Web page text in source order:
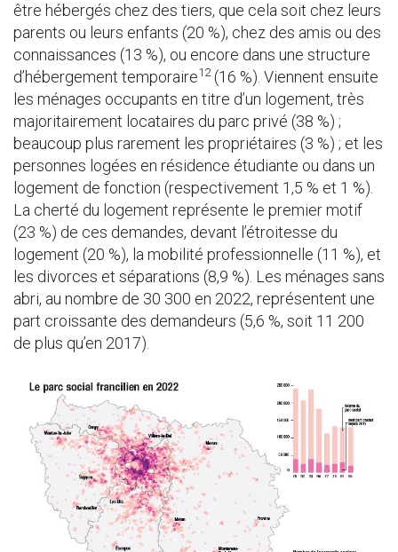
être hébergés chez des tiers, que cela soit chez leurs
parents ou leurs enfants (20 %), chez des amis ou des
connaissances (13 %), ou encore dans une structure
d’hébergement temporaire12(16 %). Viennent ensuite
les ménages occupants en titre d’un logement, très
majoritairement locataires du parc privé (38 %) ;
beaucoup plus rarement les propriétaires (3 %) ; et les
personnes logées en résidence étudiante ou dans un
logement de fonction (respectivement 1,5 % et 1 %).
La cherté du logement représente le premier motif
(23 %) de ces demandes, devant l’étroitesse du
logement (20 %), la mobilité professionnelle (11 %), et
les divorces et séparations (8,9 %). Les ménages sans
abri, au nombre de 30 300 en 2022, représentent une
part croissante des demandeurs (5,6 %, soit 11 200
de plus qu’en 2017).